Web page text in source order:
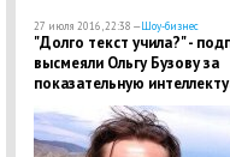
27 июля 2016, 22:38 —Шоу-бизнес
"Долго текст учила?" -
высмеяли Ольгу Бузову за
показательную